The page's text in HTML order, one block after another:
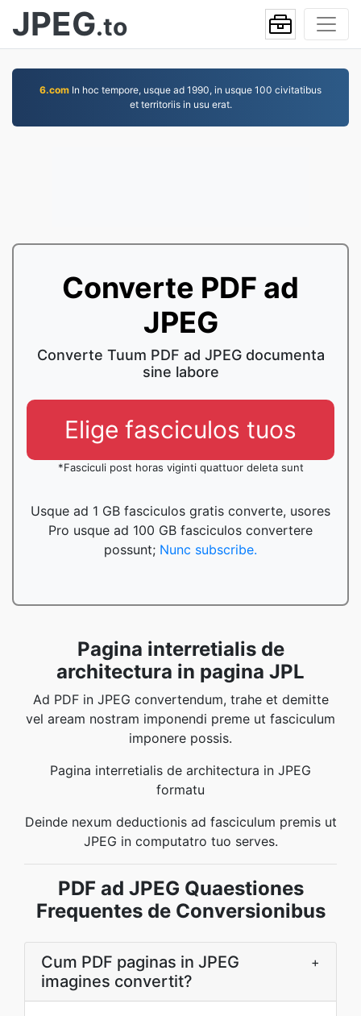
JPEG.to
6.com In hoc tempore, usque ad 1990, in usque 100 civitatibus
et territoriis in usu erat.
Converte PDF ad
JPEG
Converte Tuum PDF ad JPEG documenta
sine labore
Elige fasciculos tuos
*Fasciculi post horas viginti quattuor deleta sunt
Usque ad 1 GB fasciculos gratis converte, usores
Pro usque ad 100 GB fasciculos convertere
possunt; Nunc subscribe.
Pagina interretialis de
architectura in pagina JPL
Ad PDF in JPEG convertendum, trahe et demitte
vel aream nostram imponendi preme ut fasciculum
imponere possis.
Pagina interretialis de architectura in JPEG
formatu
Deinde nexum deductionis ad fasciculum premis ut
JPEG in computatro tuo serves.
PDF ad JPEG Quaestiones
Frequentes de Conversionibus
Cum PDF paginas in JPEG
imagines convertit?
+